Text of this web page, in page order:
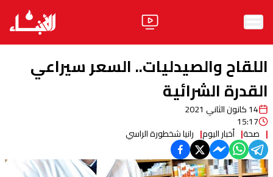
الأخبار
آراء
فيديو
مواقف
اللقاح والصيدليات.. السعر سيراعي
القدرة الشرائية
14 كانون الثاني 2021
15:17
صحة أخبار اليوم رانيا شخطورة الراسي